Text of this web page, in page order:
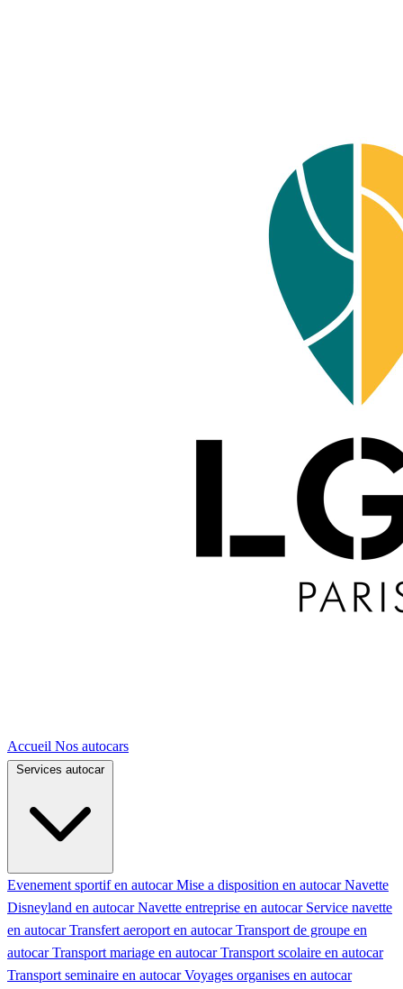
Accueil Nos autocars
Services autocar
Evenement sportif en autocar Mise a disposition en autocar Navette
Disneyland en autocar Navette entreprise en autocar Service navette
en autocar Transfert aeroport en autocar Transport de groupe en
autocar Transport mariage en autocar Transport scolaire en autocar
Transport seminaire en autocar Voyages organises en autocar